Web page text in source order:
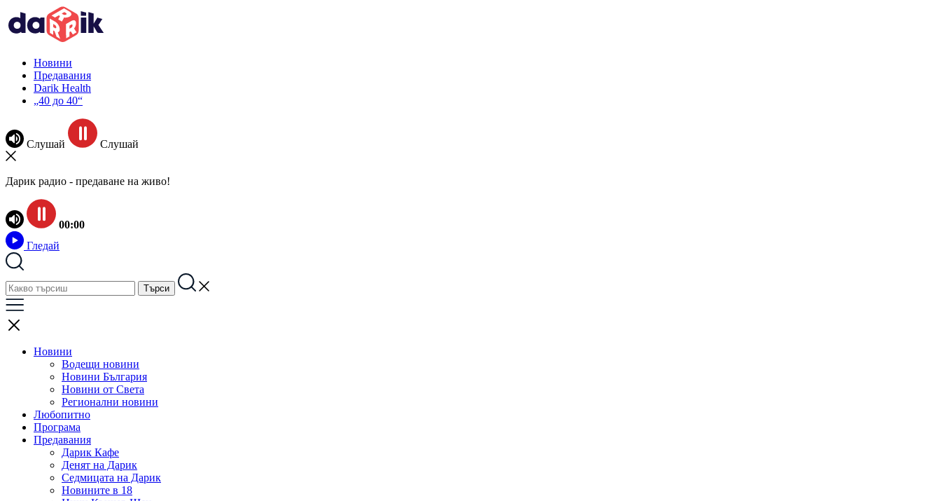
Новини
Предавания
Darik Health
„40 до 40“
Слушай Слушай
Дарик радио - предаване на живо!
00:00
Гледай
Новини
Водещи новини
Новини България
Новини от Света
Регионални новини
Любопитно
Програма
Предавания
Дарик Кафе
Денят на Дарик
Седмицата на Дарик
Новините в 18